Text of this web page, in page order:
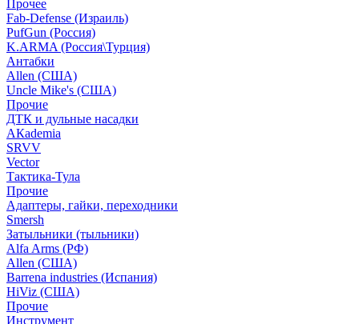
Прочее
Fab-Defense (Израиль)
PufGun (Россия)
K.ARMA (Россия\Турция)
Антабки
Allen (США)
Uncle Mike's (США)
Прочие
ДТК и дульные насадки
АКademia
SRVV
Vector
Тактика-Тула
Прочие
Адаптеры, гайки, переходники
Smersh
Затыльники (тыльники)
Alfa Arms (РФ)
Allen (США)
Barrena industries (Испания)
HiViz (США)
Прочие
Инструмент